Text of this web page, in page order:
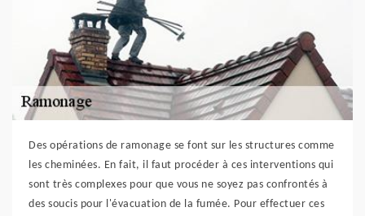
Des opérations de ramonage se font sur les structures comme
les cheminées. En fait, il faut procéder à ces interventions qui
sont très complexes pour que vous ne soyez pas confrontés à
des soucis pour l'évacuation de la fumée. Pour effectuer ces